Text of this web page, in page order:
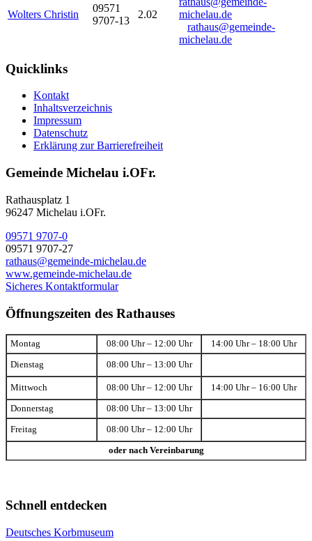
Wolters Christin
09571
9707-13
2.02
rathaus@gemeinde-
michelau.de
Quicklinks
Kontakt
Inhaltsverzeichnis
Impressum
Datenschutz
Erklärung zur Barrierefreiheit
Gemeinde Michelau i.OFr.
Rathausplatz 1
96247 Michelau i.OFr.
09571 9707-0
09571 9707-27
rathaus@gemeinde-michelau.de
www.gemeinde-michelau.de
Sicheres Kontaktformular
Öffnungszeiten des Rathauses
Montag 08:00 Uhr – 12:00 Uhr 14:00 Uhr – 18:00 Uhr
Dienstag 08:00 Uhr – 13:00 Uhr
Mittwoch 08:00 Uhr – 12:00 Uhr 14:00 Uhr – 16:00 Uhr
Donnerstag 08:00 Uhr – 13:00 Uhr
Freitag 08:00 Uhr – 12:00 Uhr
oder nach Vereinbarung
Schnell entdecken
Deutsches Korbmuseum